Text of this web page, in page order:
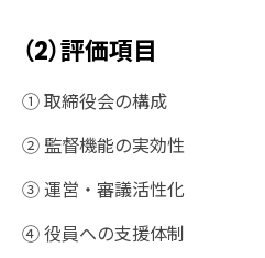
（2）評価項目
①取締役会の構成
②監督機能の実効性
③運営・審議活性化
④役員への支援体制